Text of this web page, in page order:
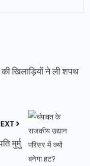
खिलाड़ियों ने ली शपथ
मुर्मु